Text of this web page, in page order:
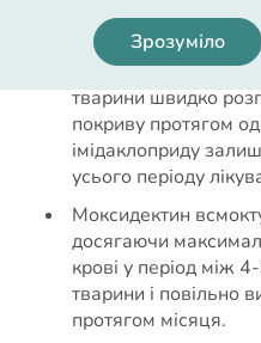
одноразового
від повторного
Імідаклоприд
тварини швидко
покриву протягом
імідаклоприду
усього періоду
Моксидектин
досягаючи
крові у період між
тварини і повільно
протягом місяця.
Зрозуміло